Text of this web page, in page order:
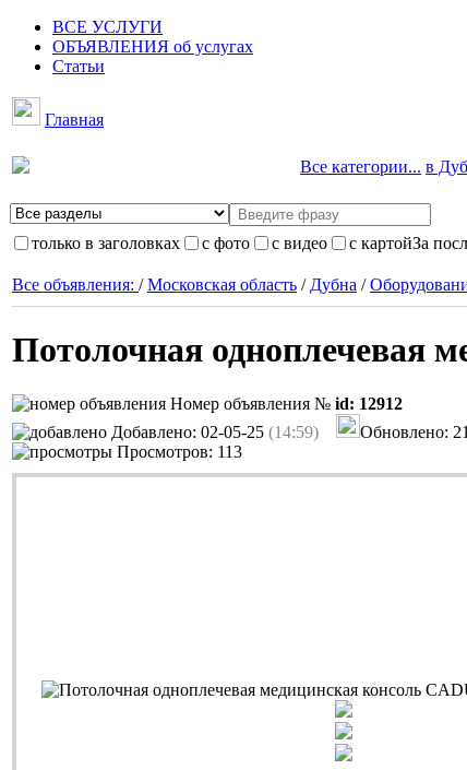
ВСЕ УСЛУГИ
ОБЪЯВЛЕНИЯ об услугах
Статьи
Главная
Все категории... в
только в заголовках с фото с видео с картойЗа
Все объявления: /Московская область / Дубна /
Потолочная одноплечевая
Номер объявления № id: 12912
Добавлено: 02-05-25 (14:59) Обновлено:
Просмотров: 113